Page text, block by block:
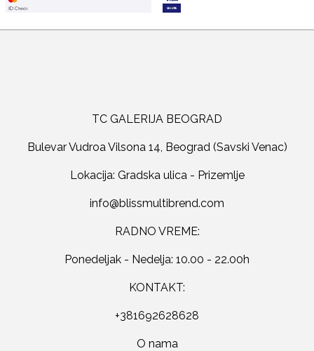
TC GALERIJA BEOGRAD
Bulevar Vudroa Vilsona 14, Beograd (Savski Venac)
Lokacija: Gradska ulica - Prizemlje
RADNO VREME:
Ponedeljak - Nedelja: 10.00 - 22.00h
KONTAKT:
+381692628628
O nama